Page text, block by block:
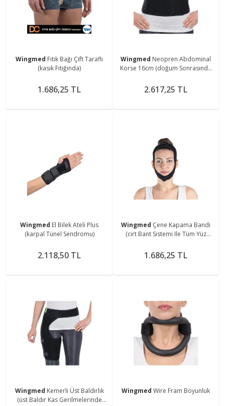
Wingmed Fıtık Bağı Çift Taraflı
(kasık Fıtığında)
1.686,25 TL
Wingmed Neopren Abdominal
Korse 16cm (doğum Sonrasında
Sonrası)
2.617,25 TL
Wingmed El Bilek Ateli Plus
(karpal Tünel Sendromu)
2.118,50 TL
Wingmed Çene Kapama Bandı
(cırt Bant Sistemi Ile Tüm Yüz
1.686,25 TL
Wingmed Kemerli Üst Baldırlık
(üst Baldır Kas Gerilmelerinde
Wingmed Wire Fram Boyunluk